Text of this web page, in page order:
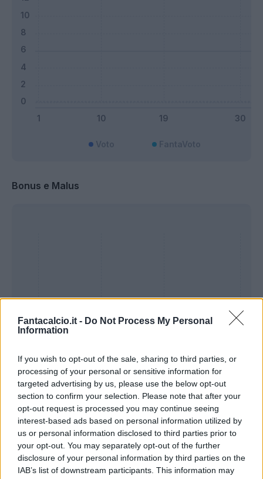
Fantacalcio.it - Do Not Process My Personal
Information
If you wish to opt-out of the sale, sharing to third parties, or
processing of your personal or sensitive information for
targeted advertising by us, please use the below opt-out
section to confirm your selection. Please note that after your
opt-out request is processed you may continue seeing
interest-based ads based on personal information utilized by
us or personal information disclosed to third parties prior to
your opt-out. You may separately opt-out of the further
disclosure of your personal information by third parties on the
IAB’s list of downstream participants. This information may
Bonus e Malus
Bonus Malus
Presenze a
voto